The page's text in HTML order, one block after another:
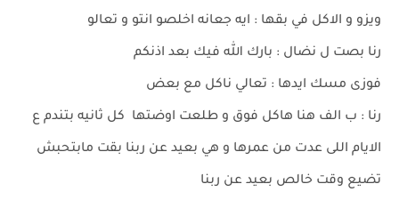
ويزو و الاكل في بقها : ايه جعانه اخلصو انتو و تعالو
رنا بصت ل نضال : بارك الله فيك بعد اذنكم
فوزى مسك ايدها : تعالي ناكل مع بعض
رنا : ب الف هنا هاكل فوق و طلعت اوضتها كل ثانيه بتندم ع
الايام اللى عدت من عمرها و هي بعيد عن ربنا بقت مابتحبش
تضيع وقت خالص بعيد عن ربنا